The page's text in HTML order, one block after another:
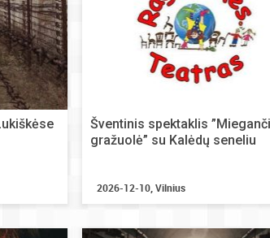
Šventinis spektaklis
gražuolė” su Kalėdų seneliu
2026-12-10, Vilnius